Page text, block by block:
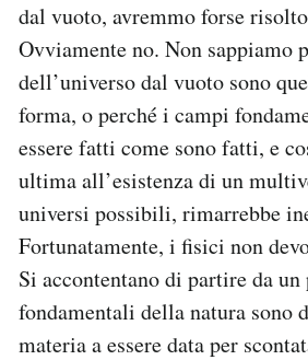
dal vuoto, avremmo forse
Ovviamente no. Non sappiamo
dell’universo dal vuoto sono
forma, o perché i campi
essere fatti come sono fatti, e
ultima all’esistenza di un
universi possibili, rimarrebbe
Fortunatamente, i fisici non
Si accontentano di partire da
fondamentali della natura sono
materia a essere data per